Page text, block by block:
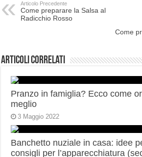
Articolo Precedente
Come preparare la Salsa al
Radicchio Rosso
Come
Articoli correlati
Pranzo in famiglia? Ecco come
meglio
3 Maggio 2022
Banchetto nuziale in casa: idee
consigli per l’apparecchiatura